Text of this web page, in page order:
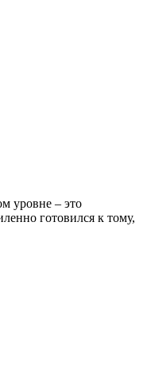
уровне – это
готовился к тому,